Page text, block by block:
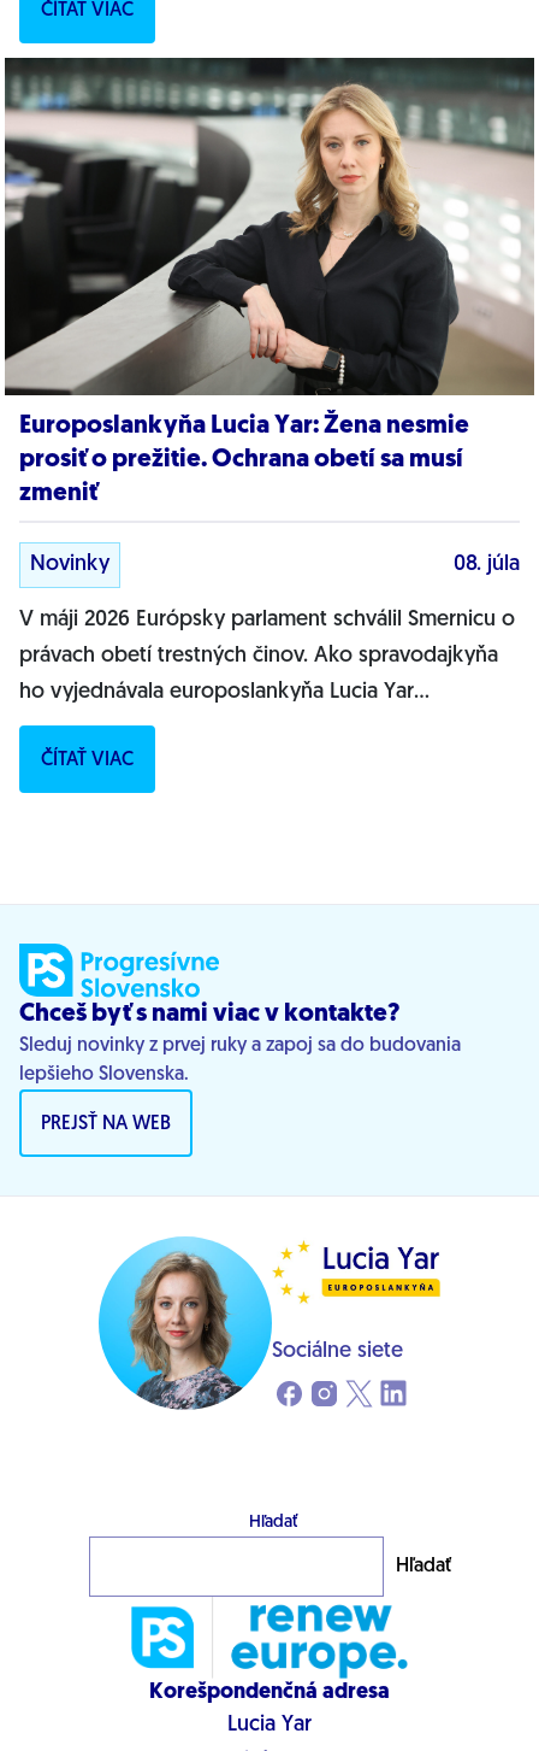
ČÍTAŤ VIAC
Europoslankyňa Lucia Yar: Žena nesmie
prosiť o prežitie. Ochrana obetí sa musí
zmeniť
Novinky 08. júla
V máji 2026 Európsky parlament schválil Smernicu o
právach obetí trestných činov. Ako spravodajkyňa
ho vyjednávala europoslankyňa Lucia Yar
(Progresívne Slovensko). „Je to výsledok...
ČÍTAŤ VIAC
Chceš byť s nami viac v kontakte?
Sleduj novinky z prvej ruky a zapoj sa do budovania
lepšieho Slovenska.
PREJSŤ NA WEB
Sociálne siete
Hľadať
Hľadať
Korešpondenčná adresa
Lucia Yar